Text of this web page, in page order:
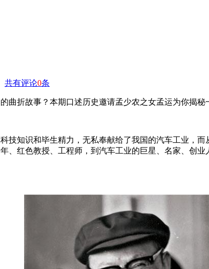
共有评论0条
曲折故事？本期口述历史邀请孟少农之女孟运为你揭秘
技知识和毕生精力，无私奉献给了我国的汽车工业，
、红色教授、工程师，到汽车工业的巨星、名家、创